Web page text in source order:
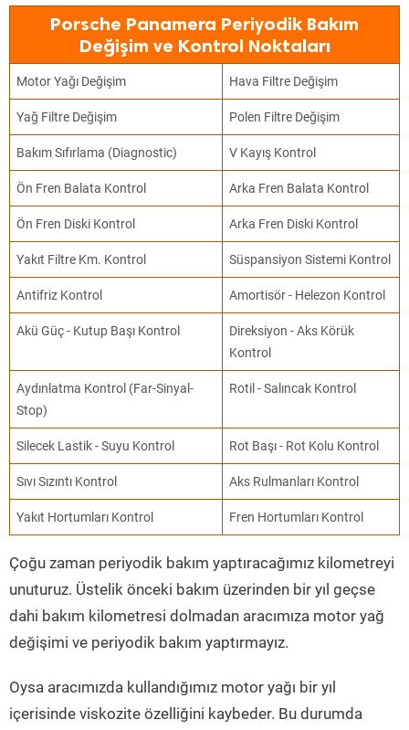
Porsche Panamera Periyodik Bakım
Değişim ve Kontrol Noktaları
Motor Yağı Değişim Hava Filtre Değişim
Yağ Filtre Değişim Polen Filtre Değişim
Bakım Sıfırlama (Diagnostic) V Kayış Kontrol
Ön Fren Balata Kontrol Arka Fren Balata Kontrol
Ön Fren Diski Kontrol Arka Fren Diski Kontrol
Yakıt Filtre Km. Kontrol Süspansiyon Sistemi Kontrol
Antifriz Kontrol Amortisör - Helezon Kontrol
Akü Güç - Kutup Başı Kontrol
Direksiyon - Aks Körük
Kontrol
Aydınlatma Kontrol (Far-Sinyal-
Stop)
Rotil - Salıncak Kontrol
Silecek Lastik - Suyu Kontrol Rot Başı - Rot Kolu Kontrol
Sıvı Sızıntı Kontrol Aks Rulmanları Kontrol
Yakıt Hortumları Kontrol Fren Hortumları Kontrol
Çoğu zaman periyodik bakım yaptıracağımız kilometreyi
unuturuz. Üstelik önceki bakım üzerinden bir yıl geçse
dahi bakım kilometresi dolmadan aracımıza motor yağ
değişimi ve periyodik bakım yaptırmayız.
Oysa aracımızda kullandığımız motor yağı bir yıl
içerisinde viskozite özelliğini kaybeder. Bu durumda